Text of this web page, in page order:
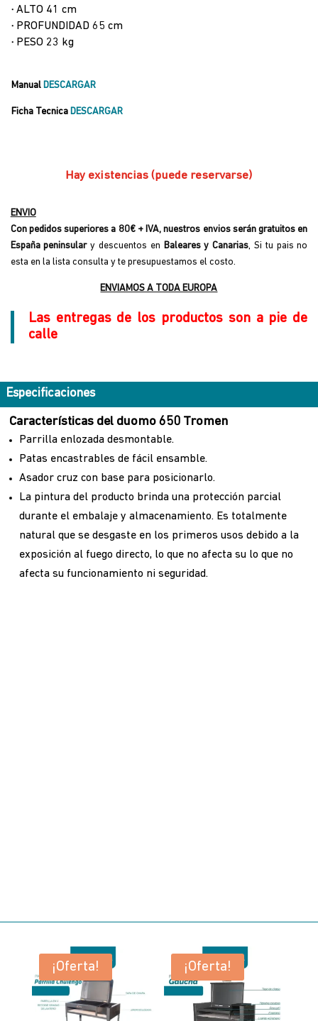
·ALTO 41 cm
·PROFUNDIDAD 65 cm
·PESO 23 kg
Manual DESCARGAR
Ficha Tecnica DESCARGAR
Hay existencias (puede reservarse)
ENVIO
Con pedidos superiores a 80€ + IVA, nuestros envios serán gratuitos en
España peninsulary descuentos en Baleares y Canarias, Si tu pais no
esta en la lista consulta y te presupuestamos el costo.
ENVIAMOS A TODA EUROPA
Las entregas de los productos son a pie de
calle
Especificaciones
Características del duomo 650 Tromen
Parrilla enlozada desmontable.
Patas encastrables de fácil ensamble.
Asador cruz con base para posicionarlo.
La pintura del producto brinda una protección parcial
durante el embalaje y almacenamiento. Es totalmente
natural que se desgaste en los primeros usos debido a la
exposición al fuego directo, lo que no afecta su lo que no
afecta su funcionamiento ni seguridad.
¡Oferta! ¡Oferta!